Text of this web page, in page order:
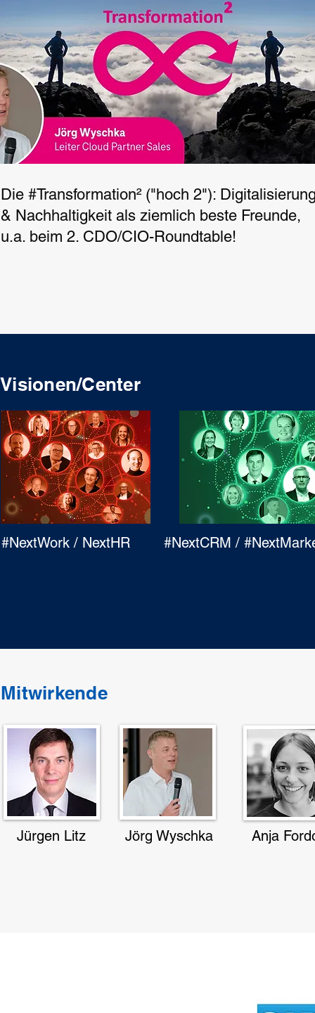
Die #Transformation² ("hoch 2"):
& Nachhaltigkeit als ziemlich beste Freunde,
u.a. beim 2. CDO/CIO-Roundtable!
Visionen/Center
#NextWork / NextHR #NextCRM /
Mitwirkende
Jürgen Litz Jörg Wyschka Anja